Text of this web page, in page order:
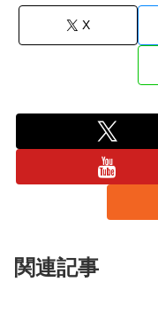
X
関連記事